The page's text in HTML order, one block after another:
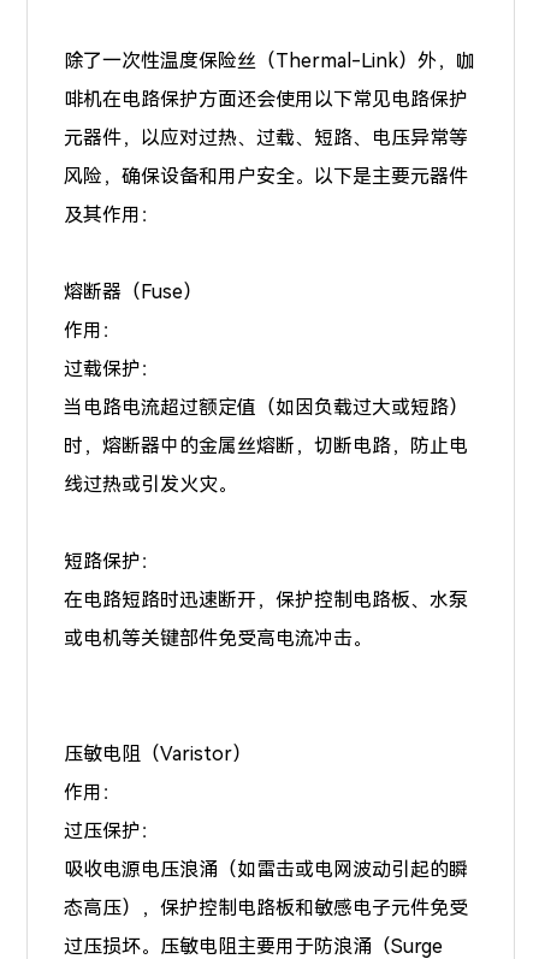
除了一次性温度保险丝（Thermal-Link）外，咖
啡机在电路保护方面还会使用以下常见电路保护
元器件，以应对过热、过载、短路、电压异常等
风险，确保设备和用户安全。以下是主要元器件
及其作用：
熔断器（Fuse）
作用：
过载保护：
当电路电流超过额定值（如因负载过大或短路）
时，熔断器中的金属丝熔断，切断电路，防止电
线过热或引发火灾。
短路保护：
在电路短路时迅速断开，保护控制电路板、水泵
或电机等关键部件免受高电流冲击。
压敏电阻（Varistor）
作用：
过压保护：
吸收电源电压浪涌（如雷击或电网波动引起的瞬
态高压），保护控制电路板和敏感电子元件免受
过压损坏。压敏电阻主要用于防浪涌（Surge